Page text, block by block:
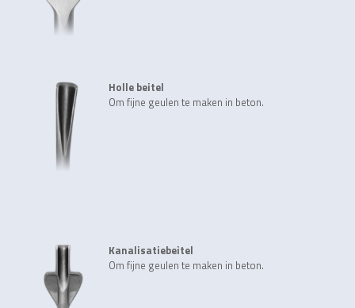
Holle beitel
Om fijne geulen te maken in beton.
Kanalisatiebeitel
Om fijne geulen te maken in beton.